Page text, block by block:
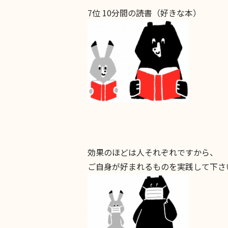
7位 10分間の読書（好きな本）
効果のほどは人それぞれですから、
ご自身が好まれるものを実践して下